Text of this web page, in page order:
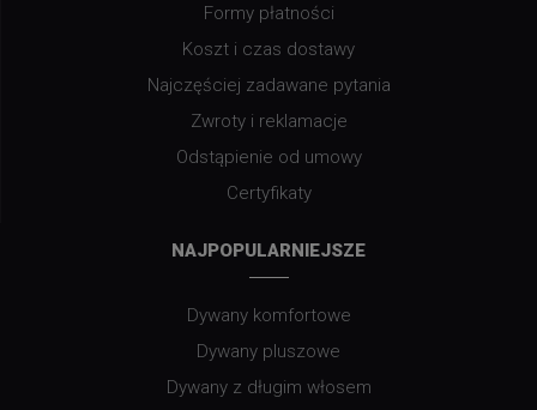
Formy płatności
Koszt i czas dostawy
Najczęściej zadawane pytania
Zwroty i reklamacje
Odstąpienie od umowy
Certyfikaty
NAJPOPULARNIEJSZE
Dywany komfortowe
Dywany pluszowe
Dywany z długim włosem